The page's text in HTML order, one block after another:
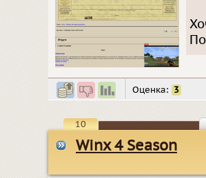
Оценка: 3
10
Winx 4 Season